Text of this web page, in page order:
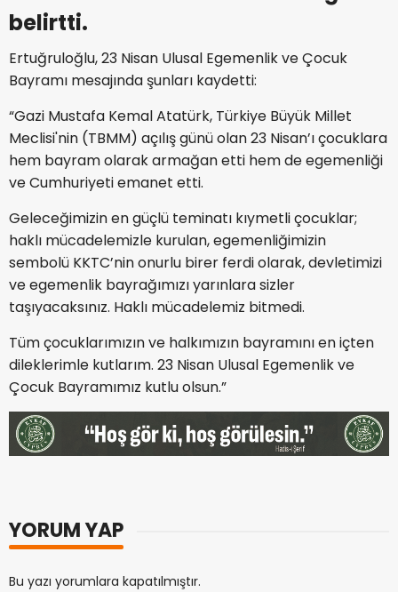
belirtti.
Ertuğruloğlu, 23 Nisan Ulusal Egemenlik ve Çocuk
Bayramı mesajında şunları kaydetti:
“Gazi Mustafa Kemal Atatürk, Türkiye Büyük Millet
Meclisi'nin (TBMM) açılış günü olan 23 Nisan’ı çocuklara
hem bayram olarak armağan etti hem de egemenliği
ve Cumhuriyeti emanet etti.
Geleceğimizin en güçlü teminatı kıymetli çocuklar;
haklı mücadelemizle kurulan, egemenliğimizin
sembolü KKTC’nin onurlu birer ferdi olarak, devletimizi
ve egemenlik bayrağımızı yarınlara sizler
taşıyacaksınız. Haklı mücadelemiz bitmedi.
Tüm çocuklarımızın ve halkımızın bayramını en içten
dileklerimle kutlarım. 23 Nisan Ulusal Egemenlik ve
Çocuk Bayramımız kutlu olsun.”
YORUM YAP
Bu yazı yorumlara kapatılmıştır.